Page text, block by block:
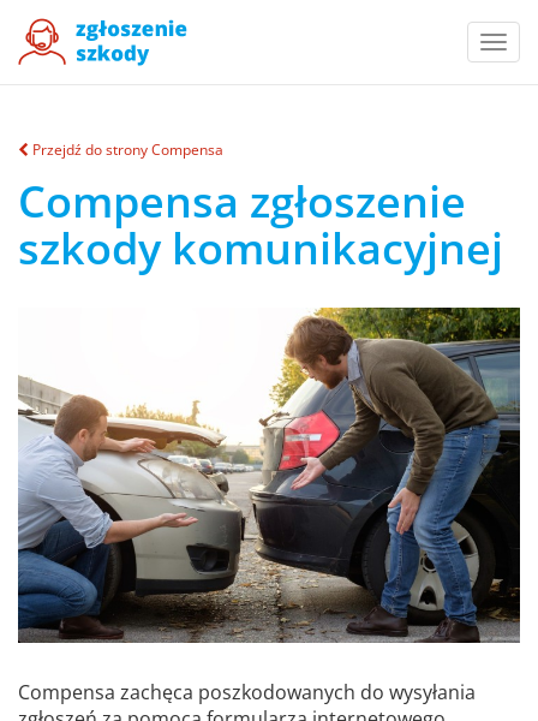
Przejdź do strony Compensa
Compensa zgłoszenie
szkody komunikacyjnej
Compensa zachęca poszkodowanych do wysyłania